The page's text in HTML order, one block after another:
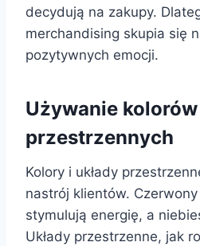
decydują na zakupy.
merchandising skupia się
pozytywnych emocji.
Używanie kolorów
przestrzennych
Kolory i układy
nastrój klientów.
stymulują energię, a
Układy przestrzenne, jak